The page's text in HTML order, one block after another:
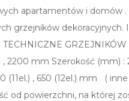
apartamentów i domów
grzejników dekoracyjnych.
TECHNICZNE
2200 mm Szerokość (mm) :
(11el.) , 650 (12el.) mm (
od powierzchni, na której